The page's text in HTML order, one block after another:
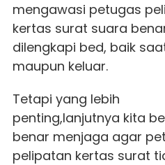
mengawasi petugas
kertas surat suara
dilengkapi bed, baik
maupun keluar.
Tetapi yang lebih
penting,lanjutnya kita
benar menjaga agar
pelipatan kertas surat